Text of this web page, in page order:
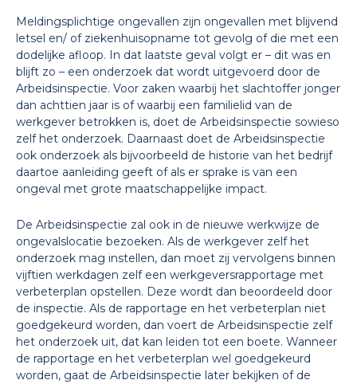
Meldingsplichtige ongevallen zijn ongevallen met blijvend
letsel en/ of ziekenhuisopname tot gevolg of die met een
dodelijke afloop. In dat laatste geval volgt er – dit was en
blijft zo – een onderzoek dat wordt uitgevoerd door de
Arbeidsinspectie. Voor zaken waarbij het slachtoffer jonger
dan achttien jaar is of waarbij een familielid van de
werkgever betrokken is, doet de Arbeidsinspectie sowieso
zelf het onderzoek. Daarnaast doet de Arbeidsinspectie
ook onderzoek als bijvoorbeeld de historie van het bedrijf
daartoe aanleiding geeft of als er sprake is van een
ongeval met grote maatschappelijke impact.
De Arbeidsinspectie zal ook in de nieuwe werkwijze de
ongevalslocatie bezoeken. Als de werkgever zelf het
onderzoek mag instellen, dan moet zij vervolgens binnen
vijftien werkdagen zelf een werkgeversrapportage met
verbeterplan opstellen. Deze wordt dan beoordeeld door
de inspectie. Als de rapportage en het verbeterplan niet
goedgekeurd worden, dan voert de Arbeidsinspectie zelf
het onderzoek uit, dat kan leiden tot een boete. Wanneer
de rapportage en het verbeterplan wel goedgekeurd
worden, gaat de Arbeidsinspectie later bekijken of de